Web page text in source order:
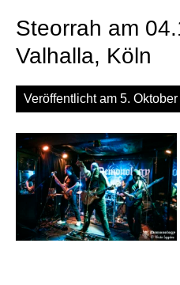
Steorrah am
Valhalla, Köln
Veröffentlicht am 5.